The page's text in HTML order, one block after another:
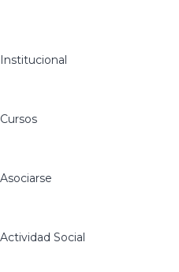
Institucional
Cursos
Asociarse
Actividad Social